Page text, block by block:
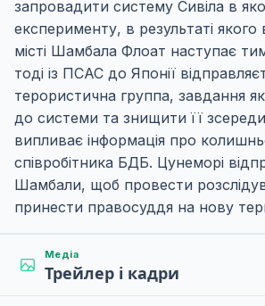
запровадити систему Сивіла в
експерименту, в результаті
місті Шамбала Флоат наступає
тоді із ПСАС до Японії
терористична группа, завдання
до системи та знищити її
випливає інформація про
співробітника БДБ. Цунеморі
Шамбали, щоб провести
принести правосуддя на нову
Медіа
Трейлер і кадри